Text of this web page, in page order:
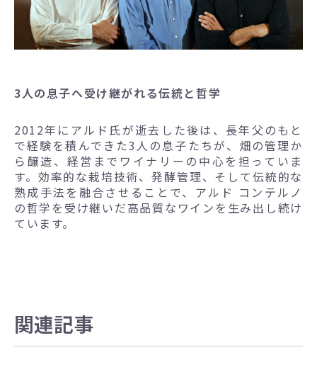
3人の息子へ受け継がれる伝統と哲学
2012年にアルド氏が逝去した後は、長年父のもと
で経験を積んできた3人の息子たちが、畑の管理か
ら醸造、経営までワイナリーの中心を担っていま
す。効率的な栽培技術、発酵管理、そして伝統的な
熟成手法を融合させることで、アルド コンテルノ
の哲学を受け継いだ高品質なワインを生み出し続け
ています。
関連記事